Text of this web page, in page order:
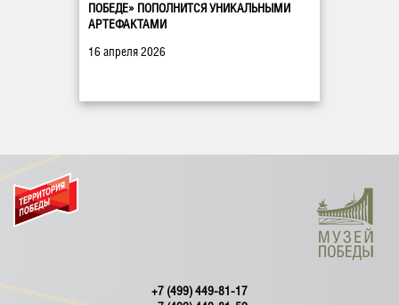
ПОБЕДЕ» ПОПОЛНИТСЯ УНИКАЛЬНЫМИ
АРТЕФАКТАМИ
16 апреля 2026
+7 (499) 449-81-17